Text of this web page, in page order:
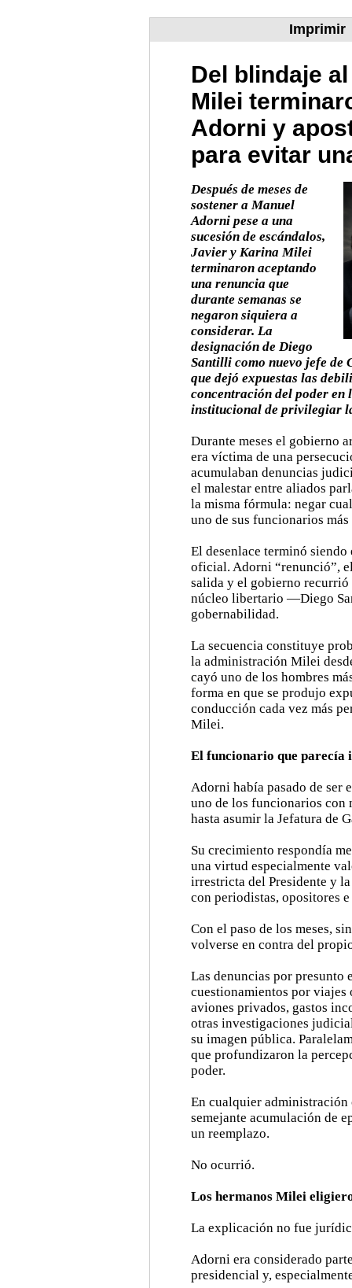
Imprimir
Del blindaje
Milei
Adorni y
para evitar
Después de meses de
sostener a Manuel
Adorni pese a una
sucesión de escándalos,
Javier y Karina Milei
terminaron aceptando
una renuncia que
durante semanas se
negaron siquiera a
considerar. La
designación de Diego
Santilli como nuevo jefe de
que dejó expuestas las
concentración del poder en
institucional de privilegiar
Durante meses el gobierno
era víctima de una
acumulaban denuncias
el malestar entre aliados
la misma fórmula: negar
uno de sus funcionarios más
El desenlace terminó
oficial. Adorni “renunció”,
salida y el gobierno
núcleo libertario —Diego
gobernabilidad.
La secuencia constituye
la administración Milei
cayó uno de los hombres
forma en que se produjo
conducción cada vez más
Milei.
El funcionario que parecía
Adorni había pasado de ser
uno de los funcionarios
hasta asumir la Jefatura de
Su crecimiento respondía
una virtud especialmente
irrestricta del Presidente y
con periodistas, opositores
Con el paso de los meses,
volverse en contra del
Las denuncias por
cuestionamientos por
aviones privados, gastos
otras investigaciones
su imagen pública.
que profundizaron la
poder.
En cualquier
semejante acumulación de
un reemplazo.
No ocurrió.
Los hermanos Milei
La explicación no fue
Adorni era considerado
presidencial y,